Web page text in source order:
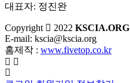
대표자: 정진완
Copyright 2022 KSCIA.ORG
E-mail: kscia@kscia.org
홈제작 : www.fivetop.co.kr